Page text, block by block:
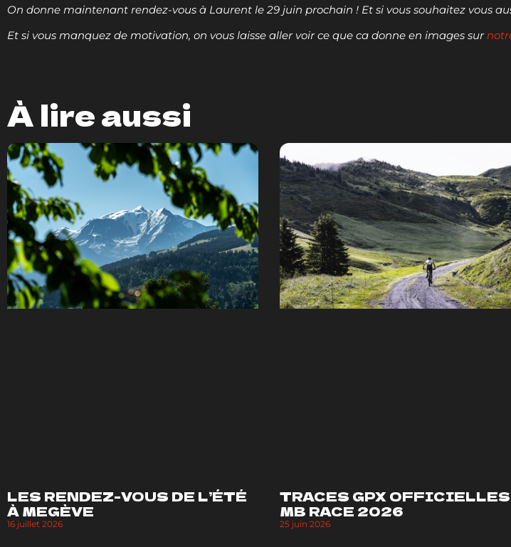
On donne maintenant rendez-vous à Laurent le 29 juin prochain ! Et si vous souhaitez vous
Et si vous manquez de motivation, on vous laisse aller voir ce que ca donne en images sur
À lire aussi
LES RENDEZ-VOUS DE L’ÉTÉ
À MEGÈVE
16 juillet 2026
TRACES GPX OFFICIELLES
MB RACE 2026
25 juin 2026